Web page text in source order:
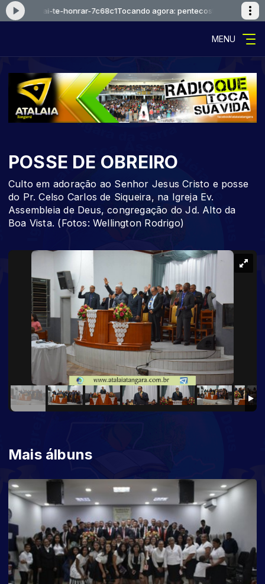
deus-vai-te-honrar-7c68c1Tocando agora: pentecostal-deus-vai-te-
MENU
POSSE DE OBREIRO
Culto em adoração ao Senhor Jesus Cristo e posse
do Pr. Celso Carlos de Siqueira, na Igreja Ev.
Assembleia de Deus, congregação do Jd. Alto da
Boa Vista. (Fotos: Wellington Rodrigo)
Mais álbuns